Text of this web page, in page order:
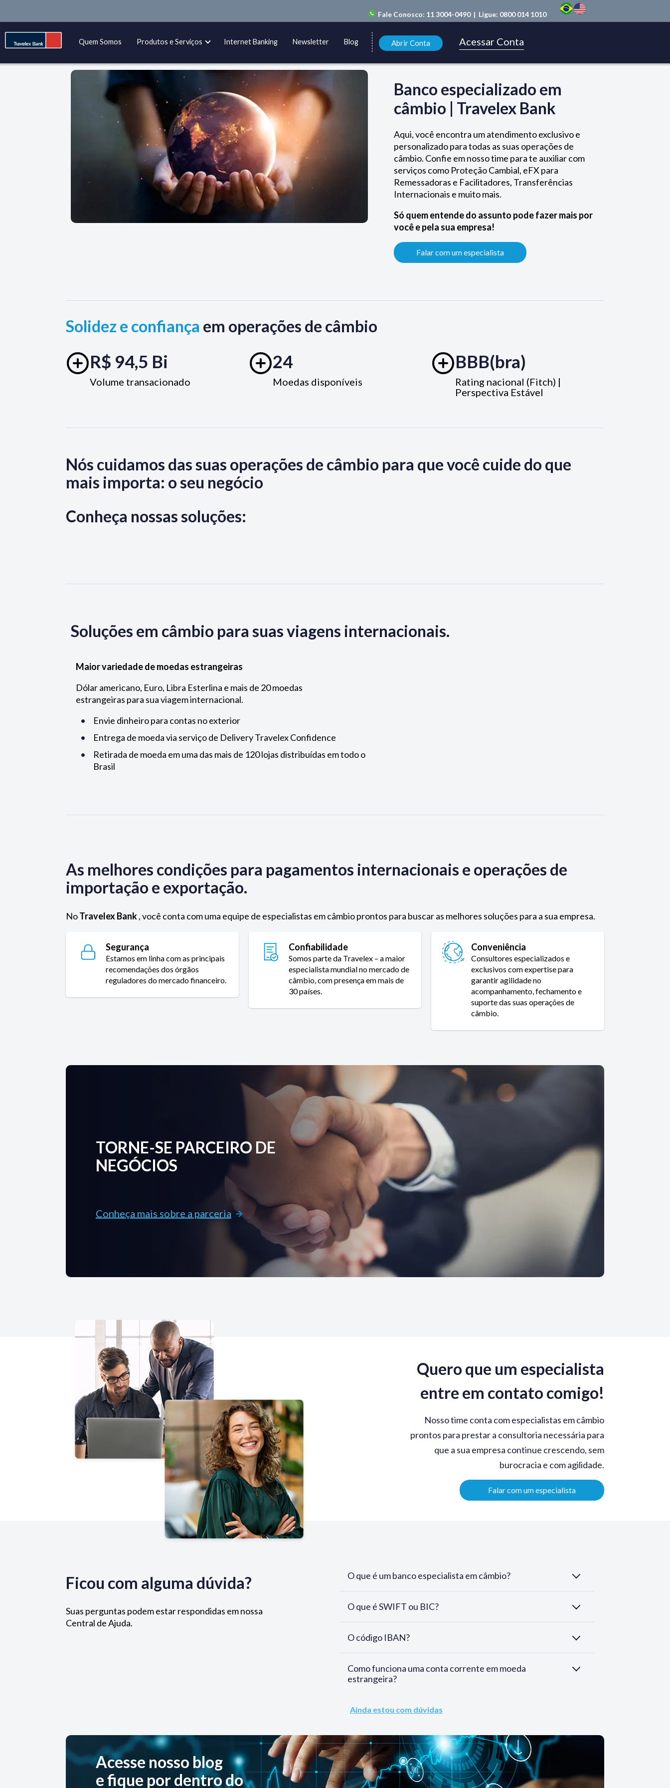
Fale Conosco: 11 3004-0490 | Ligue: 0800 014 1010
Quem Somos Produtos e Serviços Internet Banking Newsletter Blog Abrir Conta Acessar Conta
Banco especializado em
câmbio | Travelex Bank
Aqui, você encontra um atendimento exclusivo e
personalizado para todas as suas operações de
câmbio. Confie em nosso time para te auxiliar com
serviços como Proteção Cambial, eFX para
Remessadoras e Facilitadores, Transferências
Internacionais e muito mais.
Só quem entende do assunto pode fazer mais por
você e pela sua empresa!
Falar com um especialista
Solidez e confiança em operações de câmbio
R$ 94,5 Bi
Volume transacionado
24
Moedas disponíveis
BBB(bra)
Rating nacional (Fitch) |
Perspectiva Estável
Nós cuidamos das suas operações de câmbio para que você cuide do que
mais importa: o seu negócio
Conheça nossas soluções:
Soluções em câmbio para suas viagens internacionais.
Maior variedade de moedas estrangeiras
Dólar americano, Euro, Libra Esterlina e mais de 20 moedas
estrangeiras para sua viagem internacional.
Envie dinheiro para contas no exterior
Entrega de moeda via serviço de Delivery Travelex Confidence
Retirada de moeda em uma das mais de 120 lojas distribuídas em todo o
Brasil
As melhores condições para pagamentos internacionais e operações de
importação e exportação.
NoTravelex Bank, você conta com uma equipe de especialistas em câmbio prontos para buscar as melhores soluções para a sua empresa.
Segurança
Estamos em linha com as principais
recomendações dos órgãos
reguladores do mercado financeiro.
Confiabilidade
Somos parte da Travelex – a maior
especialista mundial no mercado de
câmbio, com presença em mais de
30 países.
Conveniência
Consultores especializados e
exclusivos com expertise para
garantir agilidade no
acompanhamento, fechamento e
suporte das suas operações de
câmbio.
TORNE-SE PARCEIRO DE
NEGÓCIOS
Conheça mais sobre a parceria
Quero que um especialista
entre em contato comigo!
Nosso time conta com especialistas em câmbio
prontos para prestar a consultoria necessária para
que a sua empresa continue crescendo, sem
burocracia e com agilidade.
Falar com um especialista
Ficou com alguma dúvida?
Suas perguntas podem estar respondidas em nossa
Central de Ajuda.
O que é um banco especialista em câmbio?
O que é SWIFT ou BIC?
O código IBAN?
Como funciona uma conta corrente em moeda
estrangeira?
Ainda estou com dúvidas
Acesse nosso blog
e fique por dentro do